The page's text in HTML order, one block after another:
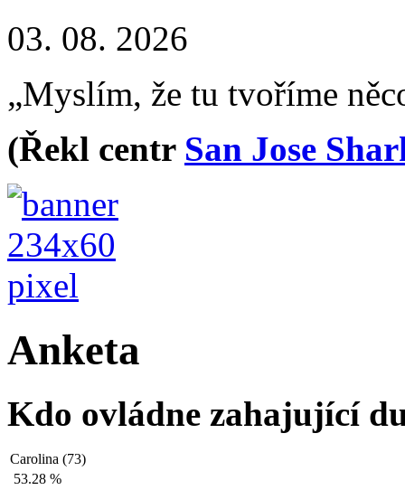
03. 08. 2026
„Myslím, že tu tvoříme
(Řekl centr San Jose
Anketa
Kdo ovládne zahajující
Carolina (73)
53.28 %